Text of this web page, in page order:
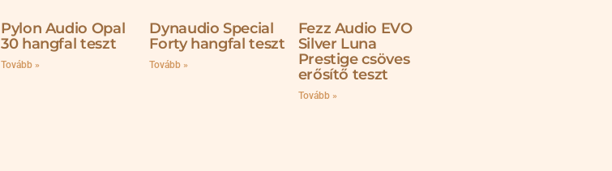
Pylon Audio Opal
30 hangfal teszt
Tovább »
Dynaudio Special
Forty hangfal teszt
Tovább »
Fezz Audio EVO
Silver Luna
Prestige csöves
erősítő teszt
Tovább »